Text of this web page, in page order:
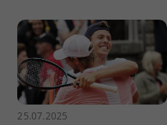
25.07.2025